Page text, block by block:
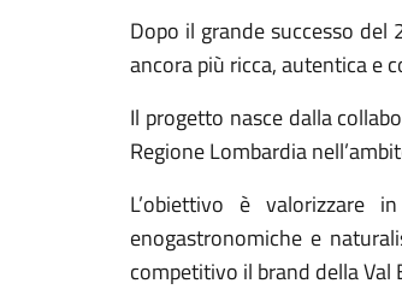
Dopo il grande successo
ancora più ricca, autentica e
Il progetto nasce dalla
Regione Lombardia
L’obiettivo è valorizzare
enogastronomiche e
competitivo il brand della Val